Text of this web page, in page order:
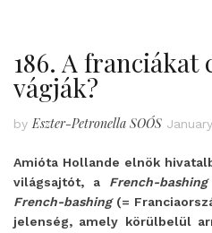
186. A franciákat
vágják?
by Eszter-Petronella SOÓS
Amióta Hollande elnök
világsajtót, a French-bashing
French-bashing (=
jelenség, amely körülbelül